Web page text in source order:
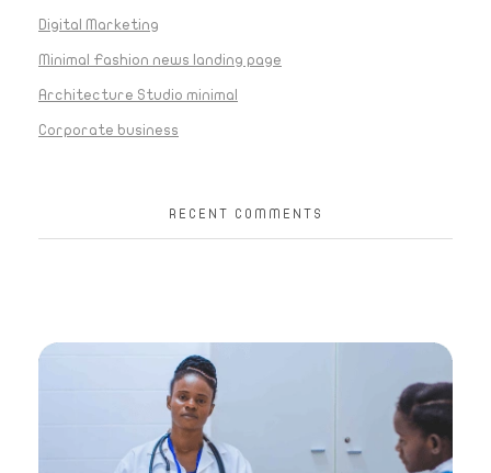
Digital Marketing
Minimal Fashion news landing page
Architecture Studio minimal
Corporate business
RECENT COMMENTS